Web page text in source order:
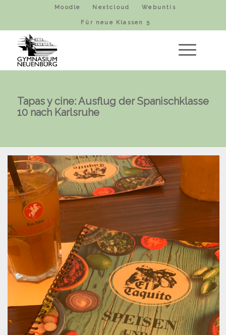
Moodle Nextcloud Webuntis
Für neue Klassen 5
Tapas y cine: Ausflug der Spanischklasse
10 nach Karlsruhe